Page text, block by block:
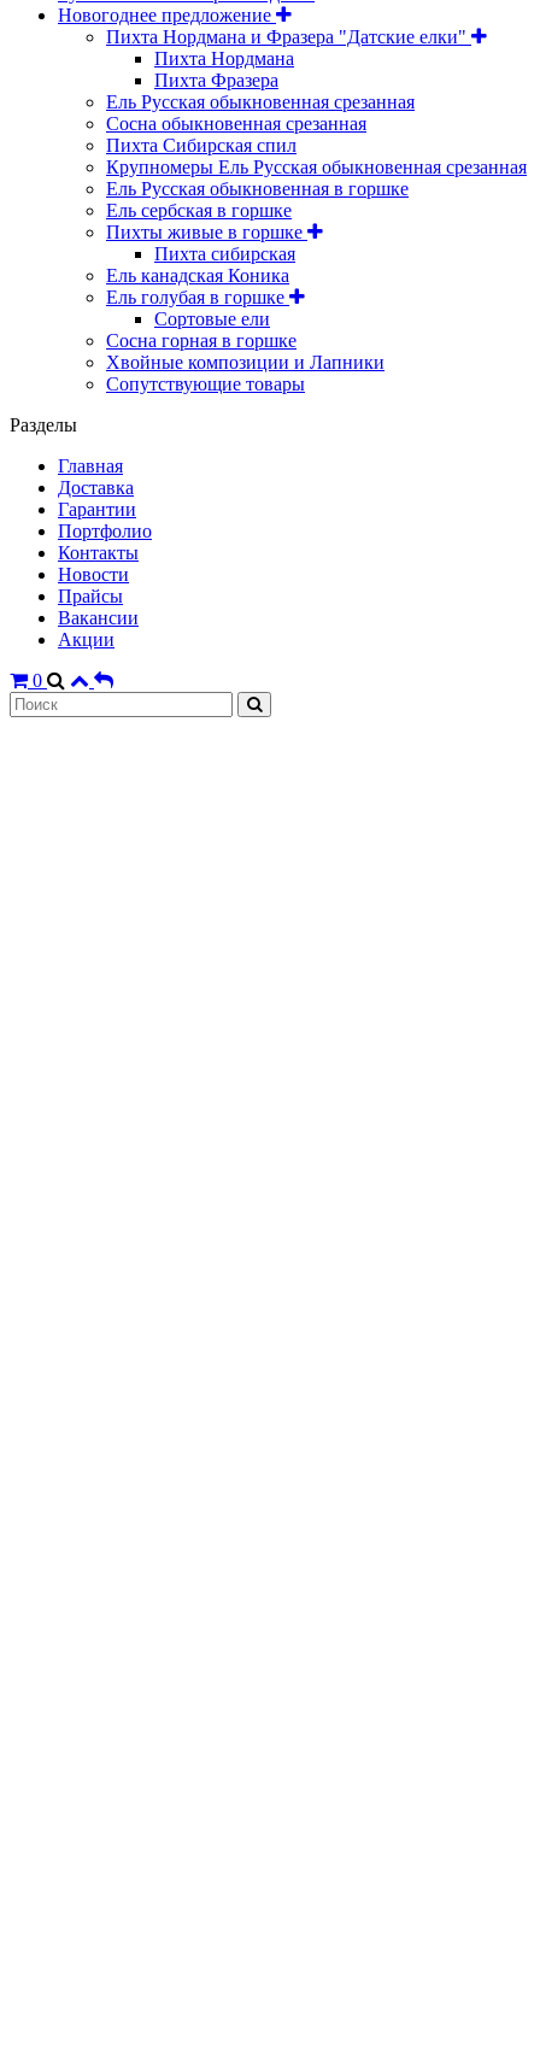
Новогоднее предложение
Пихта Нордмана и Фразера "Датские елки"
Пихта Нордмана
Пихта Фразера
Ель Русская обыкновенная срезанная
Сосна обыкновенная срезанная
Пихта Сибирская спил
Крупномеры Ель Русская обыкновенная срезанная
Ель Русская обыкновенная в горшке
Ель сербская в горшке
Пихты живые в горшке
Пихта сибирская
Ель канадская Коника
Ель голубая в горшке
Сортовые ели
Сосна горная в горшке
Хвойные композиции и Лапники
Сопутствующие товары
Разделы
Главная
Доставка
Гарантии
Портфолио
Контакты
Новости
Прайсы
Вакансии
Акции
0